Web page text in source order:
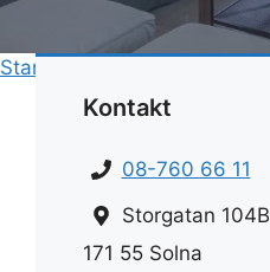
Start
Kontakt
08-760 66 11
Storgatan 104B
171 55 Solna